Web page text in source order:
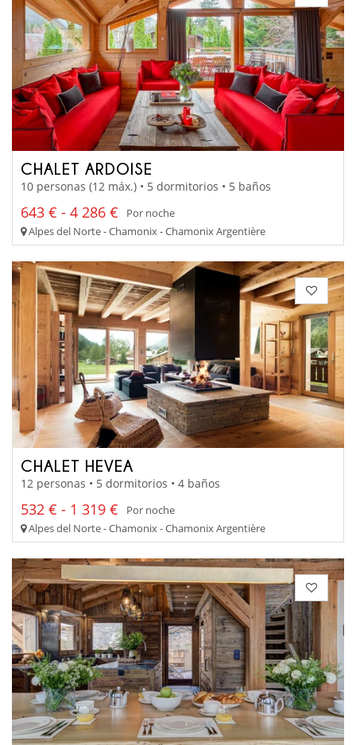
CHALET ARDOISE
10 personas (12 máx.) • 5 dormitorios • 5 baños
643 € - 4 286 €
Por noche
Alpes del Norte - Chamonix - Chamonix Argentière
CHALET HEVEA
12 personas • 5 dormitorios • 4 baños
532 € - 1 319 €
Por noche
Alpes del Norte - Chamonix - Chamonix Argentière